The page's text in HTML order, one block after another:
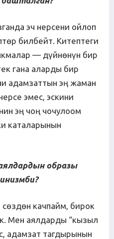
эч нерсени ойлоп
билбейт. Китептеги
— дүйнөнүн бир
гана аларды бир
адамзаттын эң жаман
эмес, эскини
эң чоң чочулоом
каталарынын
образы
качпайм, бирок
Мен аялдарды “кызыл
адамзат тагдырынын